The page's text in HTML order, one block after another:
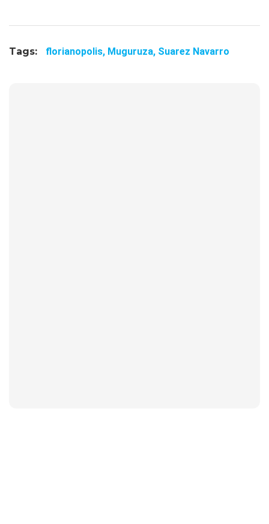
Tags: florianopolis, Muguruza, Suarez Navarro